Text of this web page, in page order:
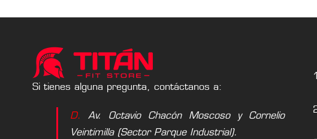
Si tienes alguna pregunta, contáctanos a:
D. Av. Octavio Chacón Moscoso y Cornelio
Veintimilla (Sector Parque Industrial).